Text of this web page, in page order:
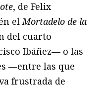
, de Felix
elMortadelo de la
del cuarto
Ibáñez— o las
—entre las que
frustrada de